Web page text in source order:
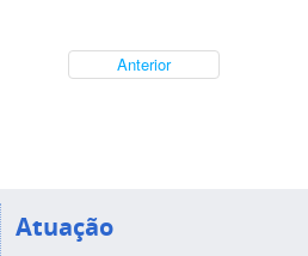
Anterior
Atuação